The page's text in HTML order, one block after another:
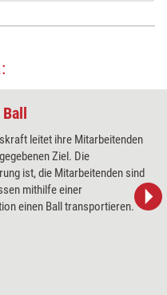
leitet ihre Mitarbeitenden
Ziel. Die
ist, die Mitarbeitenden sind
mithilfe einer
einen Ball transportieren.